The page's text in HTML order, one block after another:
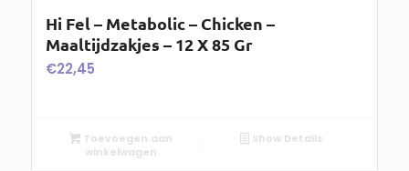
Hi Fel – Metabolic – Chicken –
Maaltijdzakjes – 12 X 85 Gr
€22,45
Toevoegen aan
winkelwagen
Show Details